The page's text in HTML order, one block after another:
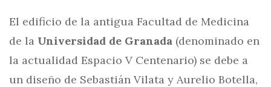
El edificio de la antigua Facultad de Medicina
de la Universidad de Granada (denominado en
la actualidad Espacio V Centenario) se debe a
un diseño de Sebastián Vilata y Aurelio Botella,